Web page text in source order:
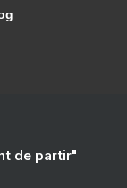
de partir"